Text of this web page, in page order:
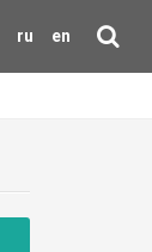
ru en